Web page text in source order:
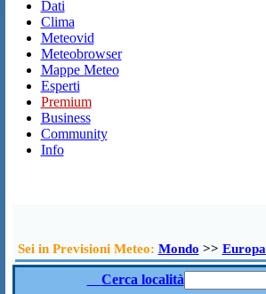
Dati
Clima
Meteovid
Meteobrowser
Mappe Meteo
Esperti
Premium
Business
Community
Info
Sei in Previsioni Meteo: Mondo >> Europa
Cerca località